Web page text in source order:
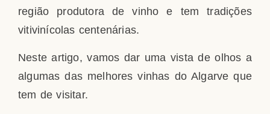
região produtora de vinho e tem tradições
vitivinícolas centenárias.
Neste artigo, vamos dar uma vista de olhos a
algumas das melhores vinhas do Algarve que
tem de visitar.